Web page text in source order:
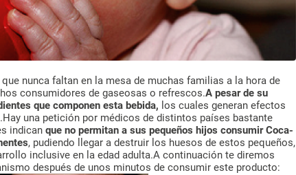
nunca faltan en la mesa de muchas familias a la hora de
consumidores de gaseosas o refrescos.A pesar de su
que componen esta bebida, los cuales generan efectos
una petición por médicos de distintos países bastante
indican que no permitan a sus pequeños hijos consumir Coca-
, pudiendo llegar a destruir los huesos de estos pequeños,
inclusive en la edad adulta.A continuación te diremos
después de unos minutos de consumir este producto: